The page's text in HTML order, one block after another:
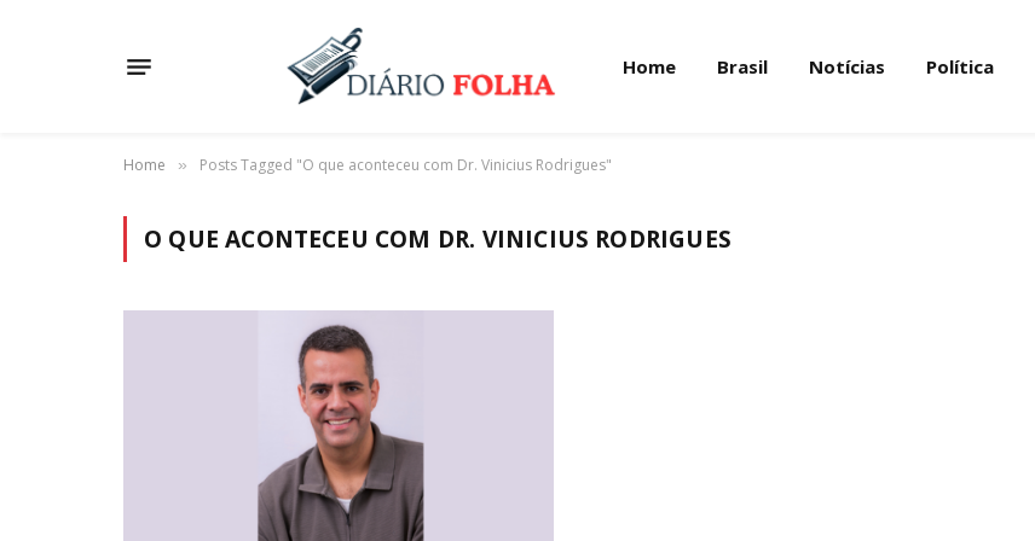
Home Brasil Notícias Política
Home » Posts Tagged "O que aconteceu com Dr. Vinicius Rodrigues"
O QUE ACONTECEU COM DR. VINICIUS RODRIGUES